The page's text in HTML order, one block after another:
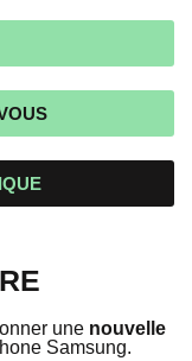
une nouvelle
Samsung.